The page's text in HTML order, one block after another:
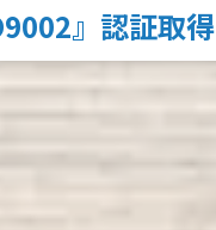
』認証取得